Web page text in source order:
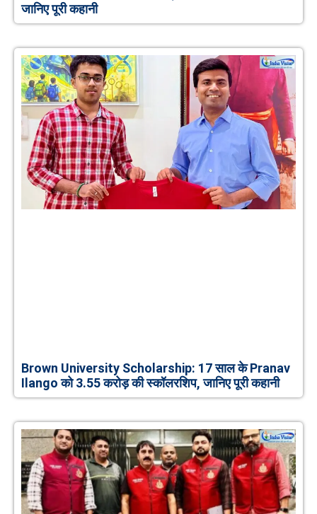
जानिए पूरी कहानी
Brown University Scholarship: 17 साल के Pranav
Ilango को 3.55 करोड़ की स्कॉलरशिप, जानिए पूरी कहानी